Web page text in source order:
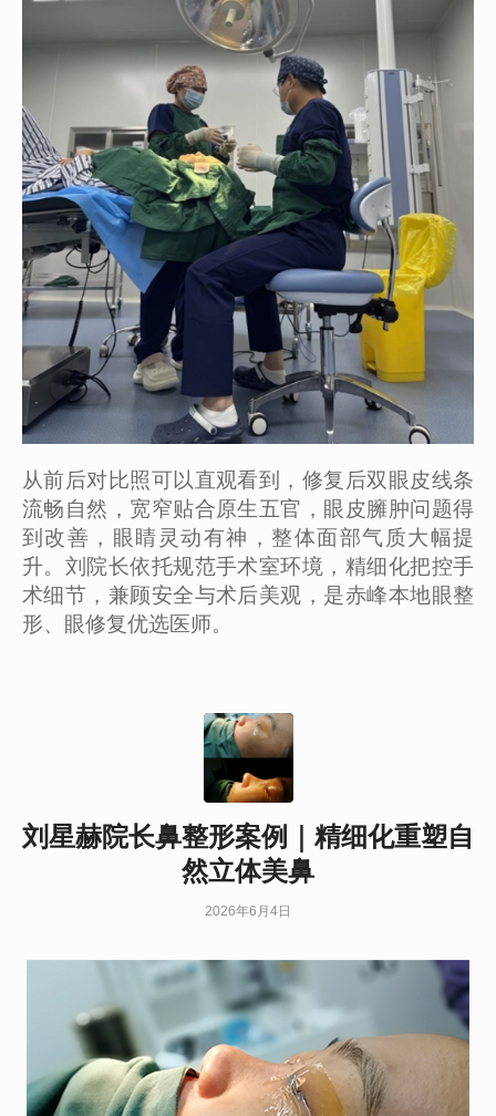
从前后对比照可以直观看到，修复后双眼皮线条
流畅自然，宽窄贴合原生五官，眼皮臃肿问题得
到改善，眼睛灵动有神，整体面部气质大幅提
升。刘院长依托规范手术室环境，精细化把控手
术细节，兼顾安全与术后美观，是赤峰本地眼整
形、眼修复优选医师。
刘星赫院长鼻整形案例｜精细化重塑自
然立体美鼻
2026年6月4日